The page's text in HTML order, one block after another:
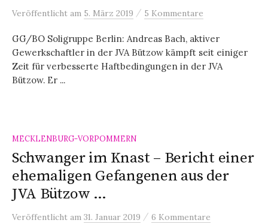
Veröffentlicht am 5. März 2019 / 5 Kommentare
GG/BO Soligruppe Berlin: Andreas Bach, aktiver
Gewerkschaftler in der JVA Bützow kämpft seit einiger
Zeit für verbesserte Haftbedingungen in der JVA
Bützow. Er ...
MECKLENBURG-VORPOMMERN
Schwanger im Knast – Bericht einer
ehemaligen Gefangenen aus der
JVA Bützow …
Veröffentlicht am 31. Januar 2019 / 6 Kommentare